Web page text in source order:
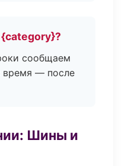
сообщаем
время — после
Шины и